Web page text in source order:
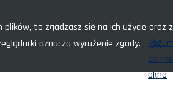
to zgadzasz się na ich użycie oraz
oznacza wyrażenie zgody.
okno